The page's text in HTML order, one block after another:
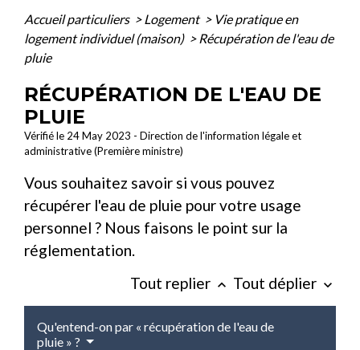
Accueil particuliers > Logement > Vie pratique en
logement individuel (maison) > Récupération de l'eau de
pluie
RÉCUPÉRATION DE L'EAU DE
PLUIE
Vérifié le 24 May 2023 - Direction de l'information légale et
administrative (Première ministre)
Vous souhaitez savoir si vous pouvez
récupérer l'eau de pluie pour votre usage
personnel ? Nous faisons le point sur la
réglementation.
Tout replier keyboard_arrow_up Tout déplier keyboard_arrow_down
Qu'entend-on par « récupération de l'eau de
pluie » ?